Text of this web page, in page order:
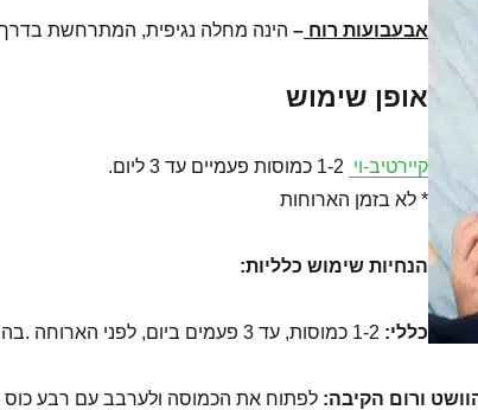
אבעבועות רוח – הינה מחלה נגיפית, המתרחשת בדרך
אופן שימוש
קיירטיב-וי
* לא בזמן הארוחות
הנחיות שימוש כלליות:
כללי:
ורום הקיבה: לפתוח את הכמוסה ולערבב עם רבע כוס מים חמים, להמתין 5 דקות,